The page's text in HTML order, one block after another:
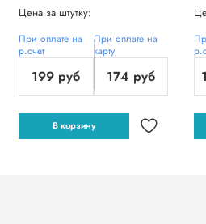
Цена за штутку:
При оплате на
р.счет
199 руб
При оплате на
карту
174 руб
В корзину